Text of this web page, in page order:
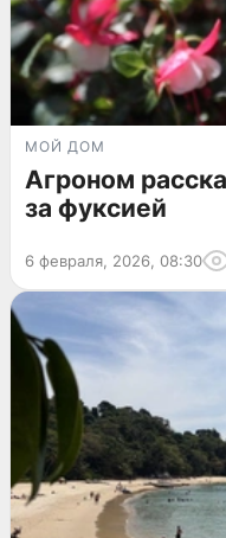
МОЙ ДОМ
Агроном
за фуксией
6 февраля, 2026, 08:30